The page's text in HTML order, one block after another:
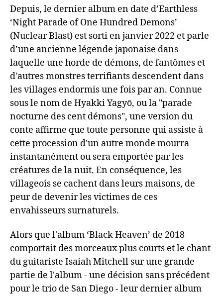
Depuis, le dernier album en date d’Earthless
‘Night Parade of One Hundred Demons’
(Nuclear Blast) est sorti en janvier 2022 et parle
d’une ancienne légende japonaise dans
laquelle une horde de démons, de fantômes et
d'autres monstres terrifiants descendent dans
les villages endormis une fois par an. Connue
sous le nom de Hyakki Yagyō, ou la "parade
nocturne des cent démons", une version du
conte affirme que toute personne qui assiste à
cette procession d'un autre monde mourra
instantanément ou sera emportée par les
créatures de la nuit. En conséquence, les
villageois se cachent dans leurs maisons, de
peur de devenir les victimes de ces
envahisseurs surnaturels.
Alors que l'album ‘Black Heaven’ de 2018
comportait des morceaux plus courts et le chant
du guitariste Isaiah Mitchell sur une grande
partie de l'album - une décision sans précédent
pour le trio de San Diego - leur dernier album